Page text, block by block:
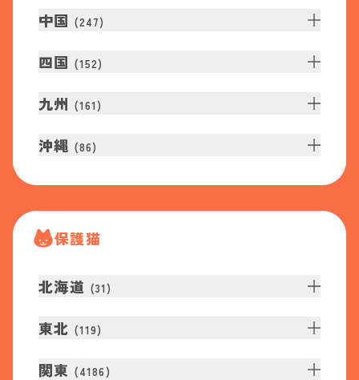
中国 (247)
四国 (152)
九州 (161 )
沖縄 (86)
保護猫
北海道 (31 )
東北 (119)
関東 (4186 )